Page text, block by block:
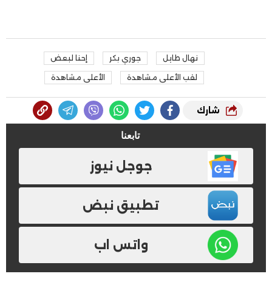
نهال طايل جوري بكر إحنا لبعض
لقب الأعلى مشاهدة الأعلى مشاهدة
شارك
تابعنا
جوجل نيوز
تطبيق نبض
واتس اب